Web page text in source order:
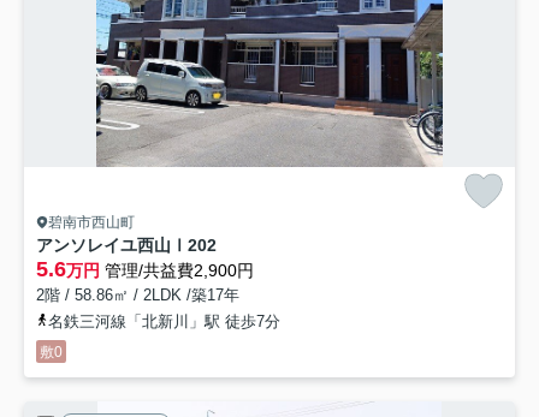
碧南市西山町
アンソレイユ西山Ⅰ 202
5.6万円 管理/共益費2,900円
2階 / 58.86㎡ / 2LDK /築17年
名鉄三河線「北新川」駅 徒歩7分
敷0